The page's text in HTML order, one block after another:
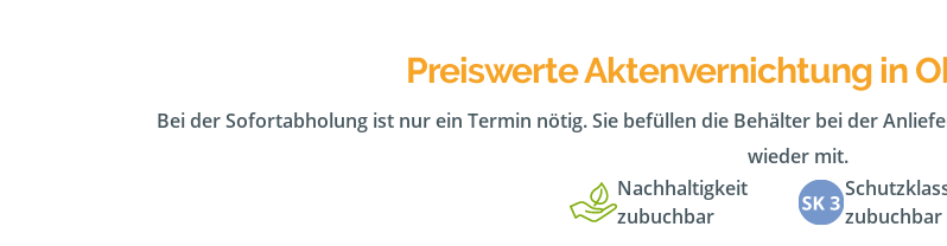
Preiswerte Aktenvernichtung in
Bei der Sofortabholung ist nur ein Termin nötig. Sie befüllen die Behälter bei der
wieder mit.
Nachhaltigkeit
zubuchbar
zubuchbar